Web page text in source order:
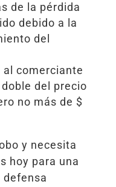
de la pérdida
debido a la
del
al comerciante
del precio
no más de $
y necesita
hoy para una
defensa